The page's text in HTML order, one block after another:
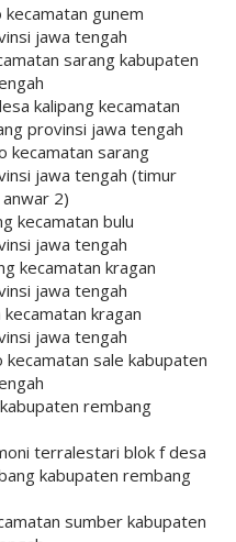
gunem
jawa tengah
sarang kabupaten
kalipang kecamatan
provinsi jawa tengah
kecamatan sarang
jawa tengah (timur
2)
kecamatan bulu
jawa tengah
kecamatan kragan
jawa tengah
kragan
jawa tengah
sale kabupaten
rembang
terralestari blok f desa
kabupaten rembang
sumber kabupaten